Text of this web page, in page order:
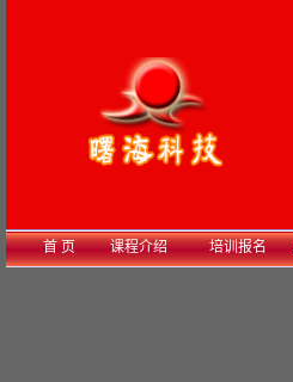
首 页 课程介绍 培训报名